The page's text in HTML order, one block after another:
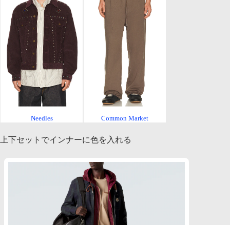
Needles Common Market
上下セットでインナーに色を入れる